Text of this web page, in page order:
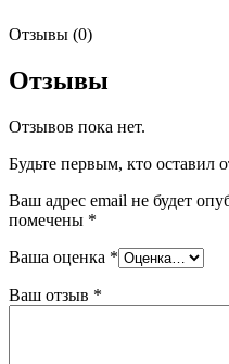
Отзывы (0)
Отзывы
Отзывов пока нет.
Будьте первым, кто оставил
Ваш адрес email не будет
помечены *
Ваша оценка *
Ваш отзыв *